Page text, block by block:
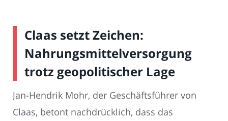
Claas setzt Zeichen:
Nahrungsmittelversorgung
trotz geopolitischer Lage
Jan-Hendrik Mohr, der Geschäftsführer von
Claas, betont nachdrücklich, dass das